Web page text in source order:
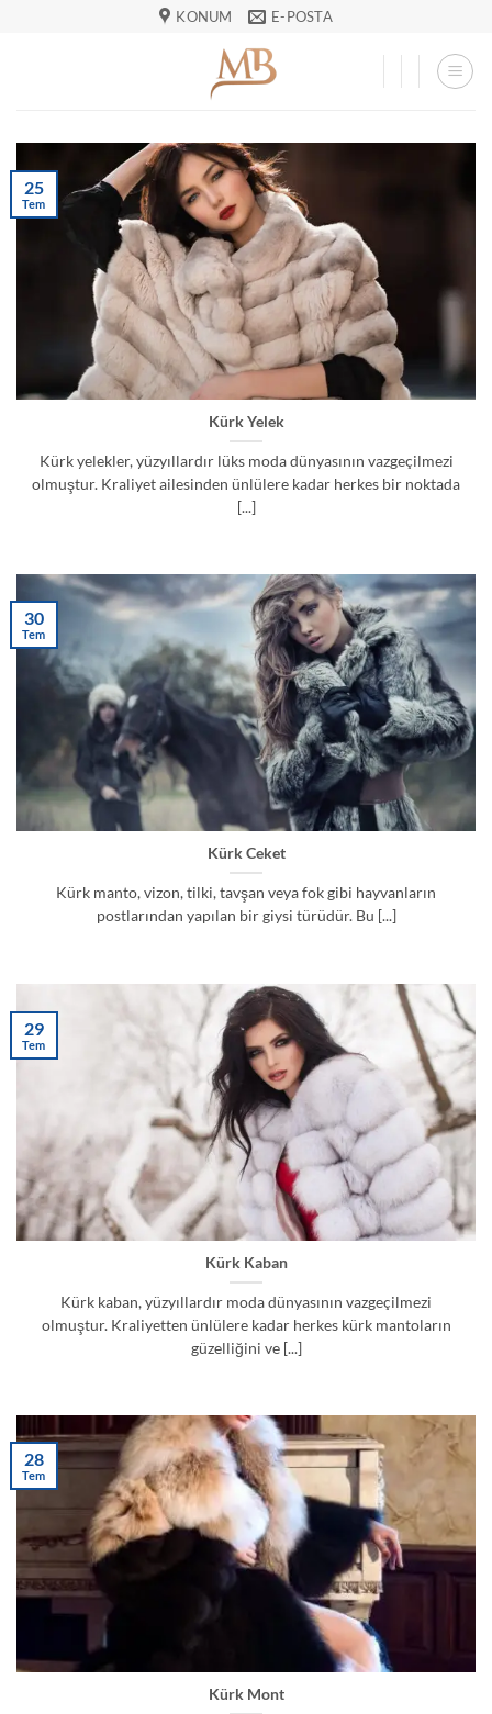
KONUM E-POSTA
Kürk Yelek
Kürk yelekler, yüzyıllardır lüks moda dünyasının vazgeçilmezi
olmuştur. Kraliyet ailesinden ünlülere kadar herkes bir noktada
[...]
25
Tem
Kürk Ceket
Kürk manto, vizon, tilki, tavşan veya fok gibi hayvanların
postlarından yapılan bir giysi türüdür. Bu [...]
30
Tem
Kürk Kaban
Kürk kaban, yüzyıllardır moda dünyasının vazgeçilmezi
olmuştur. Kraliyetten ünlülere kadar herkes kürk mantoların
güzelliğini ve [...]
29
Tem
Kürk Mont
28
Tem